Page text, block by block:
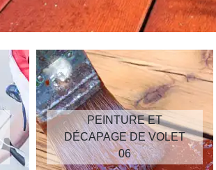
PEINTURE ET
DÉCAPAGE DE VOLET
06